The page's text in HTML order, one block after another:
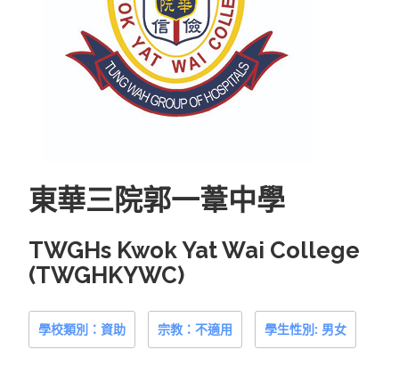
東華三院郭一葦中學
TWGHs Kwok Yat Wai College
(TWGHKYWC)
學校類別：資助 宗教：不適用 學生性別: 男女